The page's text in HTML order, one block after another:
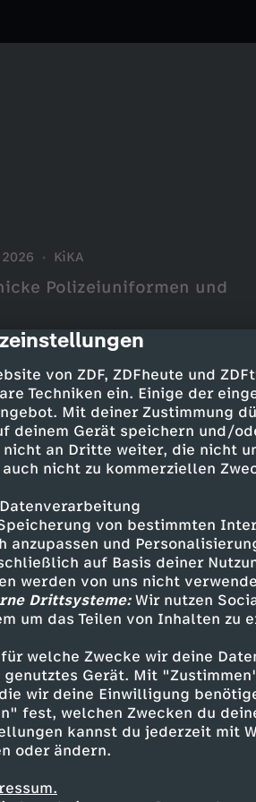
von ZDF, ZDFheute und
Techniken ein. Einige der
Mit deiner Zustimmung
deinem Gerät speichern und/
nicht an Dritte weiter, die nicht
nicht zu kommerziellen
von bestimmten
anzupassen und
auf Basis deiner
werden von uns nicht
Drittsysteme:Wir nutzen
um das Teilen von Inhalten zu
welche Zwecke wir deine
Gerät. Mit
wir deine Einwilligung
fest, welchen Zwecken du
kannst du jederzeit mit
oder ändern.
2026 KiKA
Polizeiuniformen und
entdecken
erfrischend